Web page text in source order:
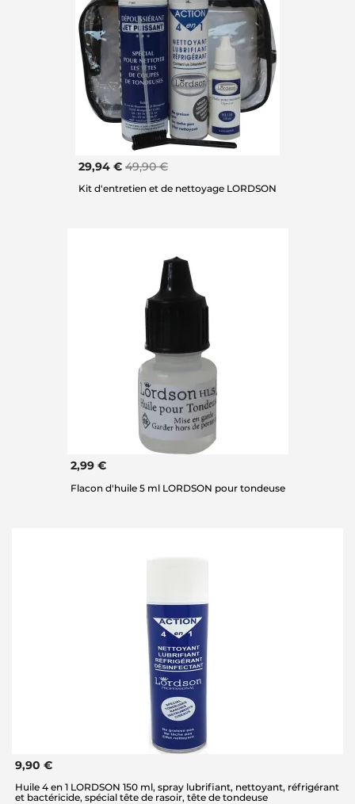
29,94 € 49,90 €
Kit d'entretien et de nettoyage LORDSON
2,99 €
Flacon d'huile 5 ml LORDSON pour tondeuse
9,90 €
Huile 4 en 1 LORDSON 150 ml, spray lubrifiant, nettoyant, réfrigérant
et bactéricide, spécial tête de rasoir, tête de tondeuse